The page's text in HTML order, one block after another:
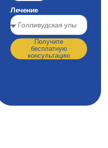
Лечение
Получите
бесплатную
консультацию